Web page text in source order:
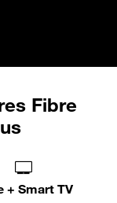
Fibre
+ Smart TV